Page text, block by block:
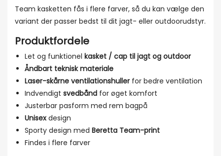
Team kasketten fås i flere farver, så du kan vælge den
variant der passer bedst til dit jagt- eller outdoorudstyr.
Produktfordele
Let og funktionel kasket / cap til jagt og outdoor
Åndbart teknisk materiale
Laser-skårne ventilationshuller for bedre ventilation
Indvendigt svedbånd for øget komfort
Justerbar pasform med rem bagpå
Unisex design
Sporty design med Beretta Team-print
Findes i flere farver